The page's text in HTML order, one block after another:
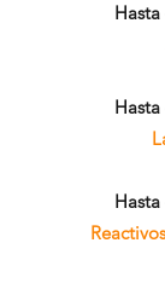
Hasta